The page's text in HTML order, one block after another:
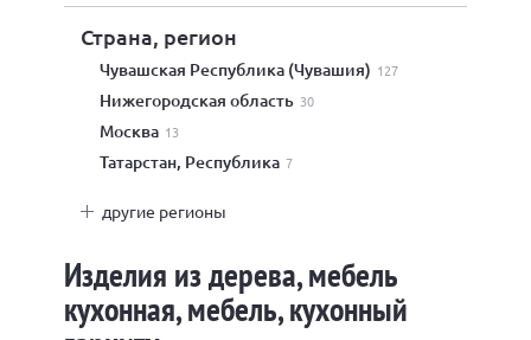
Страна, регион
Чувашская Республика (Чувашия) 127
Нижегородская область 30
Москва 13
Татарстан, Республика 7
другие регионы
Изделия из дерева, мебель
кухонная, мебель, кухонный